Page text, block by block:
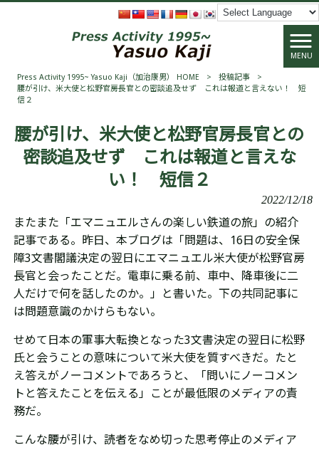
MENU
Press Activity 1995~ Yasuo Kaji（加治康男） HOME > 投稿記事
>
腰が引け、米大使と松野官房長官との密談追及せず これは報道と言えない！ 短
信２
腰が引け、米大使と松野官房長官との
密談追及せず これは報道と言えな
い！ 短信２
2022/12/18
またまた「エマニュエルさんの楽しい鉄道の旅」の紹介
記事である。昨日、本ブログは「問題は、16日の安全保
障3文書閣議決定の翌日にエマニュエル米大使が松野官房
長官と会ったことだ。電車に乗る前、車中、降車後に二
人だけで何を話したのか。」と書いた。下の共同記事に
は問題意識のかけらもない。
せめて日本の軍事大転換となった3文書決定の翌日に松野
氏と会うことの意味について米大使を質すべきだ。たと
え答えがノーコメントであろうと、「問いにノーコメン
トと答えたことを伝える」ことが最低限のメディアの責
務だ。
こんな腰が引け、読者をなめ切った思考停止のメディア